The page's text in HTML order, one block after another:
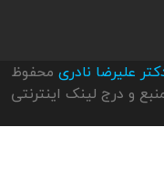
علیرضا نادری محفوظ
و درج لینک اینترنتی